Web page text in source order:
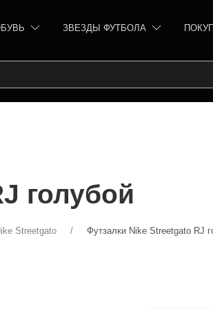
ЗВЕЗДЫ ФУТБОЛА
голубой
Streetgato Футзалки Nike Streetgato RJ